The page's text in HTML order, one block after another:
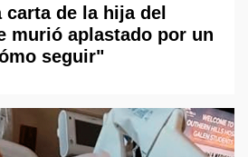
carta de la hija del
murió aplastado por un
seguir"